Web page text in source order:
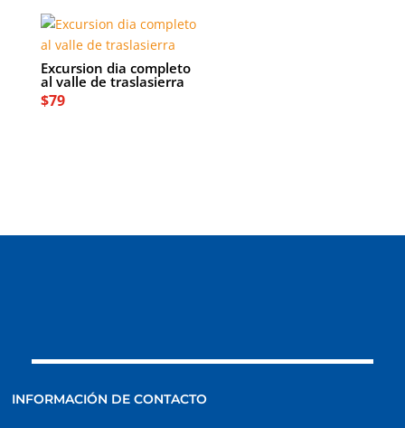
Excursion dia completo
al valle de traslasierra
$79
INFORMACIÓN DE CONTACTO